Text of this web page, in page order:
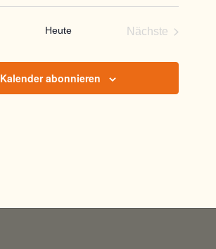
Heute
Nächste
Kalender abonnieren